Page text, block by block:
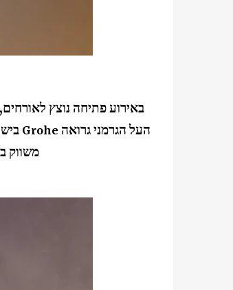
באירוע פתיחה נוצץ
העל הגרמני גרואה Grohe
משווק במעל 80 שנה לעולם לכ 130